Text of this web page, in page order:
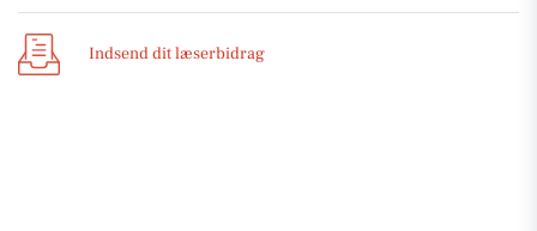
Indsend dit læserbidrag